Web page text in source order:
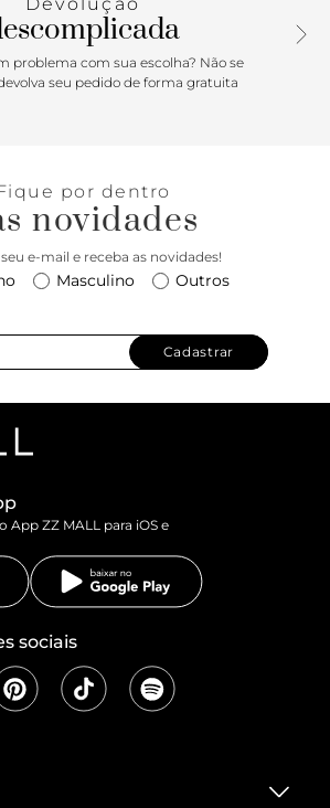
Devolução
problema com sua escolha? Não se
seu pedido de forma gratuita
por dentro
novidades
e-mail e receba as novidades!
Masculino Outros
Cadastrar
App ZZ MALL para iOS e
sociais